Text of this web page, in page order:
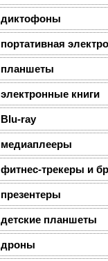
диктофоны
портативная
планшеты
электронные книги
Blu-ray
медиаплееры
фитнес-трекеры и
презентеры
детские планшеты
дроны